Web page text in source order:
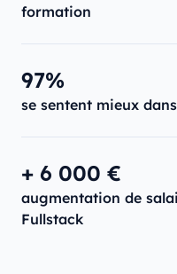
formation
97%
se sentent mieux
+ 6 000 €
augmentation de
Fullstack